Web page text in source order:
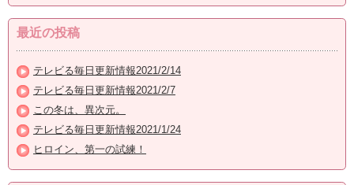
最近の投稿
テレビる毎日更新情報2021/2/14
テレビる毎日更新情報2021/2/7
この冬は、異次元。
テレビる毎日更新情報2021/1/24
ヒロイン、第一の試練！